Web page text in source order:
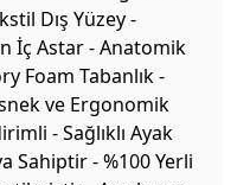
Dış Yüzey -
İç Astar - Anatomik
Foam Tabanlık -
ve Ergonomik
- Sağlıklı Ayak
Sahiptir - %100 Yerli